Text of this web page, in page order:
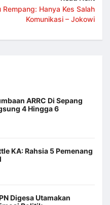
Rempang: Hanya Kes Salah
Komunikasi – Jokowi
ARRC Di Sepang
4 Hingga 6
KA: Rahsia 5 Pemenang
Digesa Utamakan